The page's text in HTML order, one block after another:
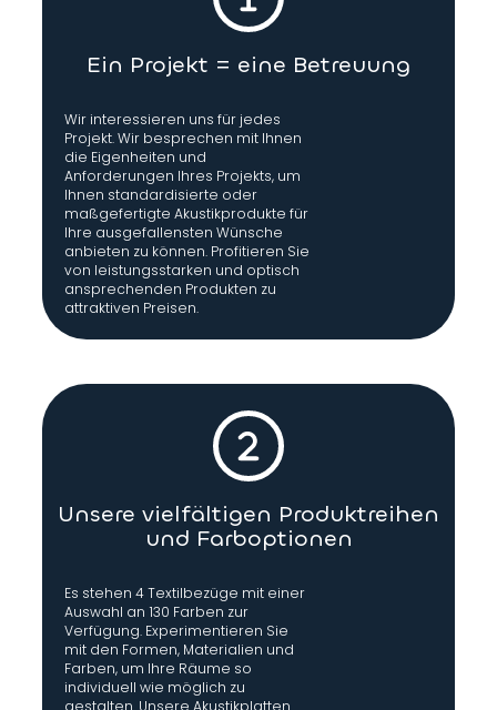
Ein Projekt = eine Betreuung
Wir interessieren uns für jedes
Projekt. Wir besprechen mit Ihnen
die Eigenheiten und
Anforderungen Ihres Projekts, um
Ihnen standardisierte oder
maßgefertigte Akustikprodukte für
Ihre ausgefallensten Wünsche
anbieten zu können. Profitieren Sie
von leistungsstarken und optisch
ansprechenden Produkten zu
attraktiven Preisen.
Unsere vielfältigen Produktreihen
und Farboptionen
Es stehen 4 Textilbezüge mit einer
Auswahl an 130 Farben zur
Verfügung. Experimentieren Sie
mit den Formen, Materialien und
Farben, um Ihre Räume so
individuell wie möglich zu